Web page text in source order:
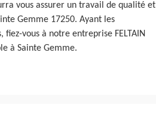
vous assurer un travail de qualité et
Gemme 17250. Ayant les
vous à notre entreprise FELTAIN
à Sainte Gemme.